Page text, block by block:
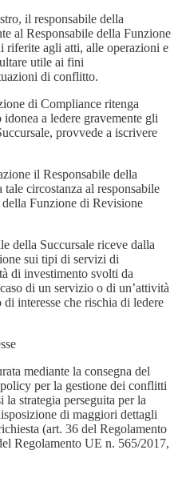
il responsabile della
al Responsabile della Funzione
riferite agli atti, alle operazioni e
utile ai fini
di conflitto.
di Compliance ritenga
a ledere gravemente gli
provvede a iscrivere
il Responsabile della
circostanza al responsabile
Funzione di Revisione
della Succursale riceve dalla
sui tipi di servizi di
di investimento svolti da
di un servizio o di un’attività
interesse che rischia di ledere
mediante la consegna del
per la gestione dei conflitti
strategia perseguita per la
di maggiori dettagli
(art. 36 del Regolamento
Regolamento UE n. 565/2017,